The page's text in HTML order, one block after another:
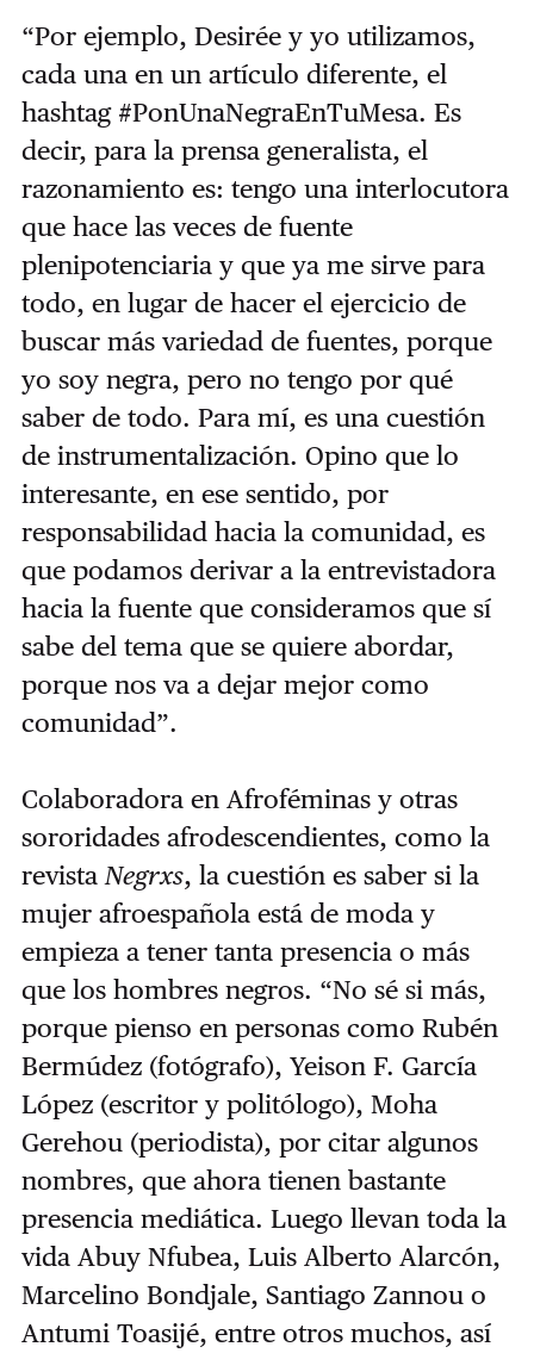
“Por ejemplo, Desirée y yo utilizamos,
cada una en un artículo diferente, el
hashtag #PonUnaNegraEnTuMesa. Es
decir, para la prensa generalista, el
razonamiento es: tengo una interlocutora
que hace las veces de fuente
plenipotenciaria y que ya me sirve para
todo, en lugar de hacer el ejercicio de
buscar más variedad de fuentes, porque
yo soy negra, pero no tengo por qué
saber de todo. Para mí, es una cuestión
de instrumentalización. Opino que lo
interesante, en ese sentido, por
responsabilidad hacia la comunidad, es
que podamos derivar a la entrevistadora
hacia la fuente que consideramos que sí
sabe del tema que se quiere abordar,
porque nos va a dejar mejor como
comunidad”.
Colaboradora en Afroféminas y otras
sororidades afrodescendientes, como la
revista Negrxs, la cuestión es saber si la
mujer afroespañola está de moda y
empieza a tener tanta presencia o más
que los hombres negros. “No sé si más,
porque pienso en personas como Rubén
Bermúdez (fotógrafo), Yeison F. García
López (escritor y politólogo), Moha
Gerehou (periodista), por citar algunos
nombres, que ahora tienen bastante
presencia mediática. Luego llevan toda la
vida Abuy Nfubea, Luis Alberto Alarcón,
Marcelino Bondjale, Santiago Zannou o
Antumi Toasijé, entre otros muchos, así